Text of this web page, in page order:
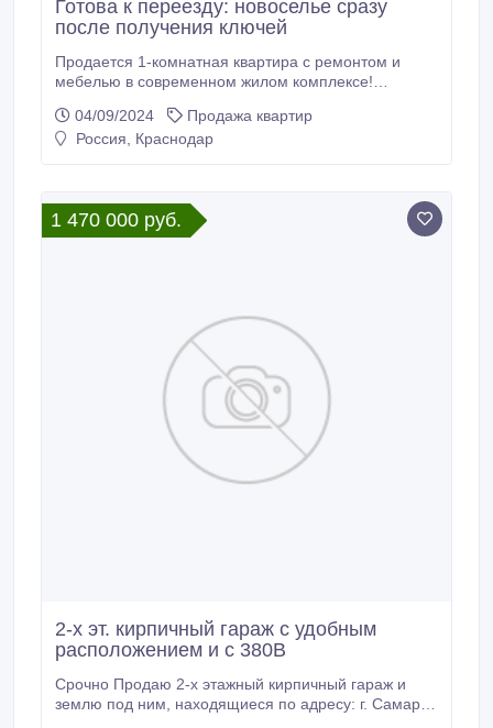
Готова к переезду: новоселье сразу
после получения ключей
Продается 1-комнатная квартира с ремонтом и
мебелью в современном жилом комплексе!
инфраструктурой: ул.Командорская, д.6к2. Но
почему же стоит купить именно её? Ремонт и
кирпичный дом Надежная конструкция
обеспечивает тепло и безопасность.
04/09/2024
Продажа квартир
Россия, Краснодар
1 470 000 руб.
2-х эт. кирпичный гараж с удобным
расположением и с 380В
Срочно Продаю 2-х этажный кирпичный гараж и
землю под ним, находящиеся по адресу: г. Самара,